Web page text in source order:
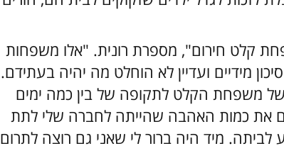
קלט חירום", מספרת רונית. "אלו משפחות
מידיים ועדיין לא הוחלט מה יהיה בעתידם.
משפחת הקלט לתקופה של בין כמה ימים
את כמות האהבה שהייתה לחברה שלי לתת
מיד היה ברור לי שאני גם רוצה לתרום